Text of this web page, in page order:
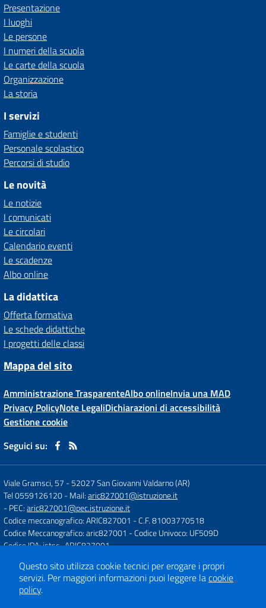
Presentazione
I luoghi
Le persone
I numeri della scuola
Le carte della scuola
Organizzazione
La storia
I servizi
Famiglie e studenti
Personale scolastico
Percorsi di studio
Le novità
Le notizie
I comunicati
Le circolari
Calendario eventi
Le scadenze
Albo online
La didattica
Offerta formativa
Le schede didattiche
I progetti delle classi
Mappa del sito
Amministrazione TrasparenteAlbo onlineInvia una MAD
Privacy PolicyNote LegaliDichiarazioni di accessibilità
Gestione cookie
Seguici su:
Viale Gramsci, 57 -52027 San Giovanni Valdarno (AR)
Tel 0559126120- Mail:aric827001@istruzione.it
- PEC:aric827001@pec.istruzione.it
Codice meccanografico: ARIC827001 - C.F. 81003770518
Codice Meccanografico: aric827001 - Codice Univoco: UF509D
Codice IPA: istsc_ARIC827001
Concept & Design by
Designers Italia
Questo sito utilizza cookie tecnici per erogare i propri
servizi. Per maggiori informazioni puoi leggere lacookie
policy.